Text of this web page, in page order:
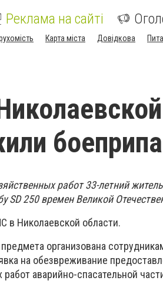
Реклама на сайті
Карта міста Довідкова
работ 33-летний
SD 250 времен Великой
в Николаевской области.
организована
на обезвреживание
аварийно-спасательной